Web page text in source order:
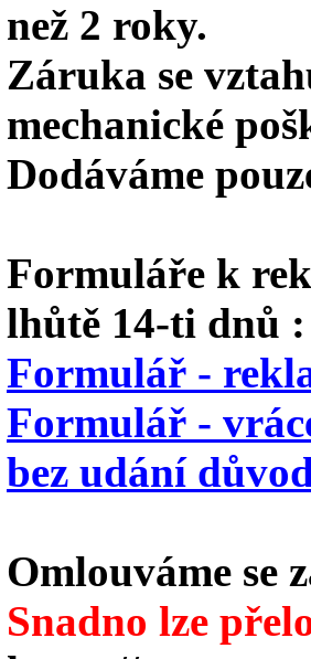
než 2 roky.
Záruka se
mechanické
Dodáváme
Formuláře k
lhůtě 14-ti dnů :
Formulář -
Formulář -
bez udání
Omlouváme se
Snadno lze